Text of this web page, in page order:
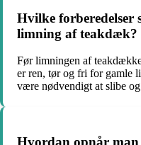
Hvilke forberedelser
limning af teakdæk?
Før limningen af
er ren, tør og fri for gamle
være nødvendigt at slibe
Hvordan opnår